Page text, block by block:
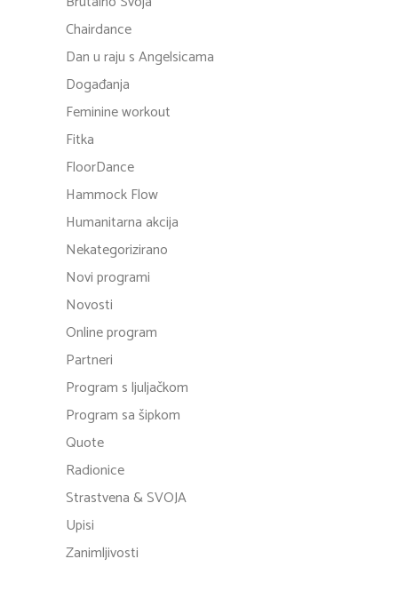
Chairdance
Dan u raju s Angelsicama
Događanja
Feminine workout
Fitka
FloorDance
Hammock Flow
Humanitarna akcija
Nekategorizirano
Novi programi
Novosti
Online program
Partneri
Program s ljuljačkom
Program sa šipkom
Quote
Radionice
Strastvena & SVOJA
Upisi
Zanimljivosti